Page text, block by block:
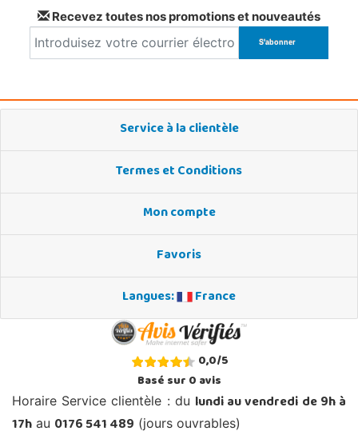
Recevez toutes nos promotions et nouveautés
Service à la clientèle
Termes et Conditions
Mon compte
Favoris
Langues:
France
0,0/5
Basé sur0avis
Horaire Service clientèle : du lundi au vendredi de 9h à
17h au 0176 541 489 (jours ouvrables)